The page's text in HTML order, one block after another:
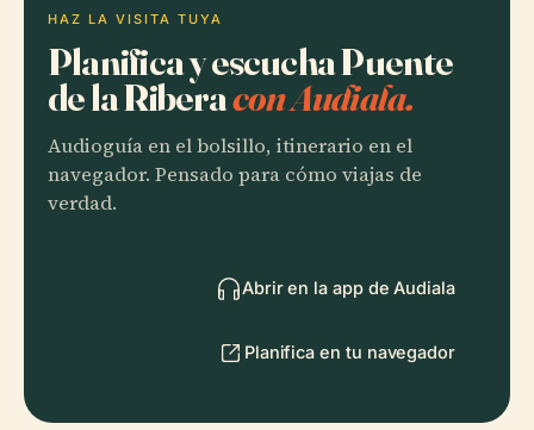
HAZ LA VISITA TUYA
Planifica y escucha Puente
de la Riberacon Audiala.
Audioguía en el bolsillo, itinerario en el
navegador. Pensado para cómo viajas de
verdad.
Abrir en la app de Audiala
Planifica en tu navegador